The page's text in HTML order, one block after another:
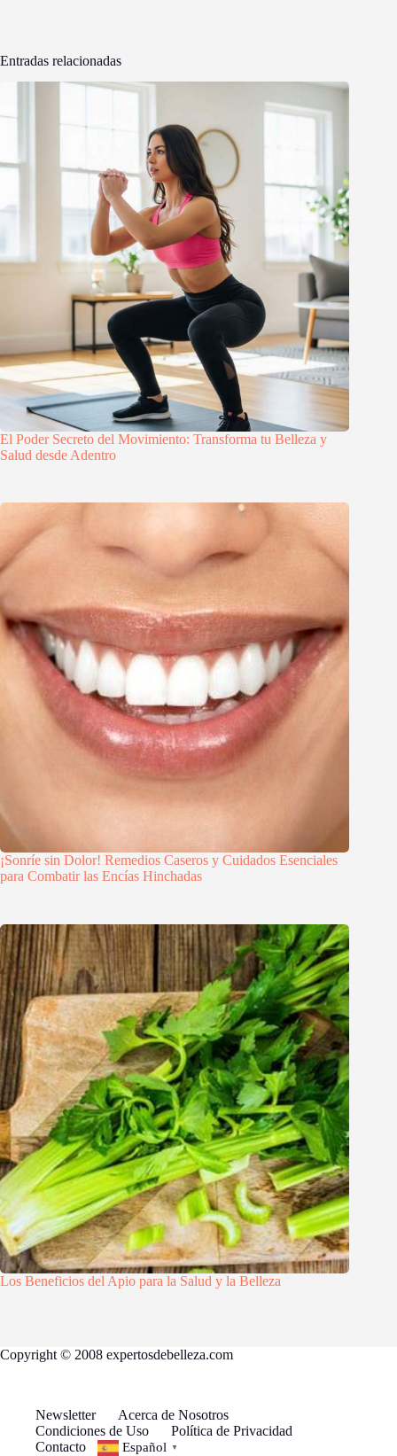
Entradas relacionadas
El Poder Secreto del Movimiento: Transforma tu Belleza y
Salud desde Adentro
¡Sonríe sin Dolor! Remedios Caseros y Cuidados Esenciales
para Combatir las Encías Hinchadas
Los Beneficios del Apio para la Salud y la Belleza
Copyright © 2008 expertosdebelleza.com
Newsletter
Acerca de Nosotros
Condiciones de Uso
Política de Privacidad
Contacto
Español ▼